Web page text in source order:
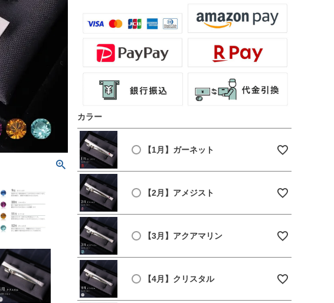
カラー
【1月】ガーネット
【2月】アメジスト
【3月】アクアマリン
【4月】クリスタル